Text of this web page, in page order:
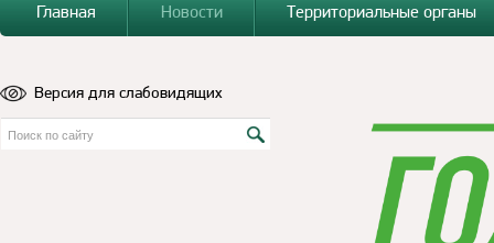
Главная
Новости Территориальные органы
Версия для слабовидящих